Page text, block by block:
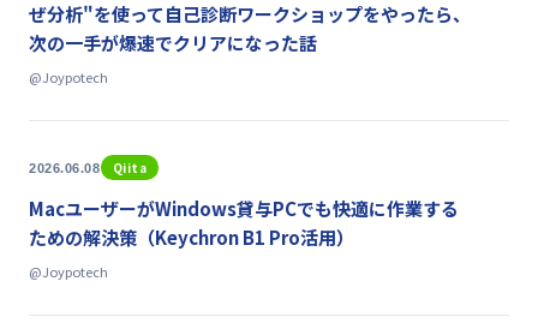
ぜ分析"を使って自己診断ワークショップをやったら、
次の一手が爆速でクリアになった話
@Joypotech
2026.06.08 Qiita
MacユーザーがWindows貸与PCでも快適に作業する
ための解決策（Keychron B1 Pro活用）
@Joypotech